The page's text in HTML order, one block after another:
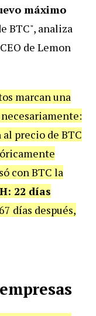
máximo
BTC", analiza
de Lemon
marcan una
precio de BTC
con BTC la
22 días
días después,